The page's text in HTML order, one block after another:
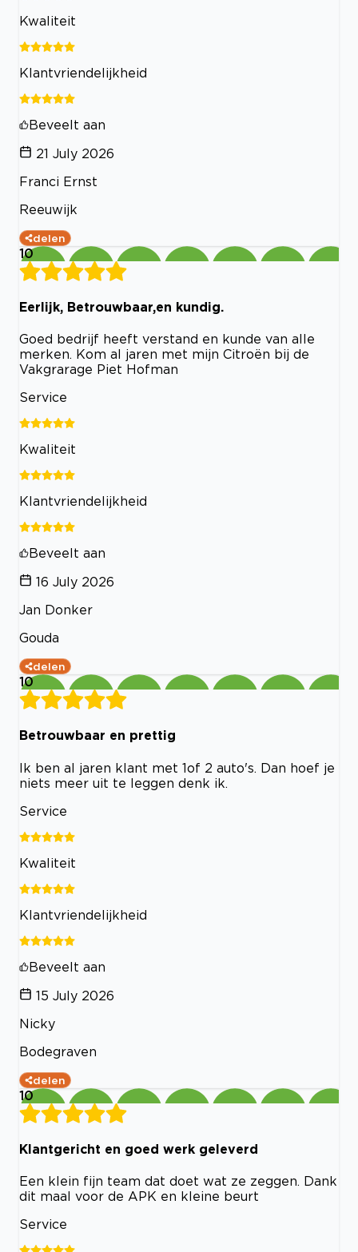
Kwaliteit
Klantvriendelijkheid
Beveelt aan
21 July 2026
Franci Ernst
Reeuwijk
delen
10
Eerlijk, Betrouwbaar,en kundig.
Goed bedrijf heeft verstand en kunde van alle
merken. Kom al jaren met mijn Citroën bij de
Vakgrarage Piet Hofman
Service
Kwaliteit
Klantvriendelijkheid
Beveelt aan
16 July 2026
Jan Donker
Gouda
delen
10
Betrouwbaar en prettig
Ik ben al jaren klant met 1of 2 auto's. Dan hoef je
niets meer uit te leggen denk ik.
Service
Kwaliteit
Klantvriendelijkheid
Beveelt aan
15 July 2026
Nicky
Bodegraven
delen
10
Klantgericht en goed werk geleverd
Een klein fijn team dat doet wat ze zeggen. Dank
dit maal voor de APK en kleine beurt
Service